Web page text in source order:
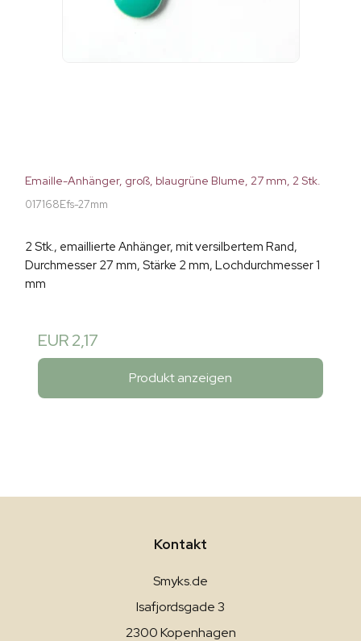
Emaille-Anhänger, groß, blaugrüne Blume, 27 mm, 2 Stk.
017168Efs-27mm
2 Stk., emaillierte Anhänger, mit versilbertem Rand,
Durchmesser 27 mm, Stärke 2 mm, Lochdurchmesser 1
mm
EUR 2,17
Produkt anzeigen
Kontakt
Smyks.de
Isafjordsgade 3
2300 Kopenhagen